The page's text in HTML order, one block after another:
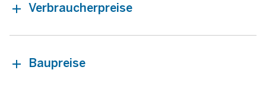
Verbraucherpreise
Baupreise